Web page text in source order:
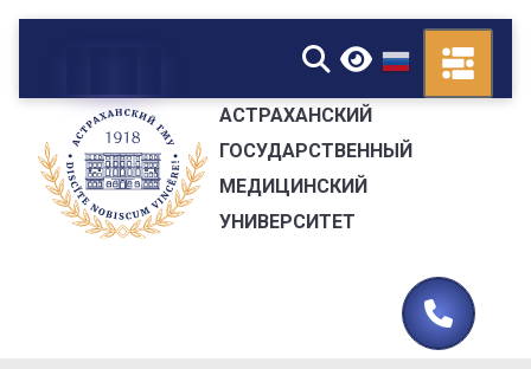
▼
АСТРАХАНСКИЙ
ГОСУДАРСТВЕННЫЙ
МЕДИЦИНСКИЙ
УНИВЕРСИТЕТ